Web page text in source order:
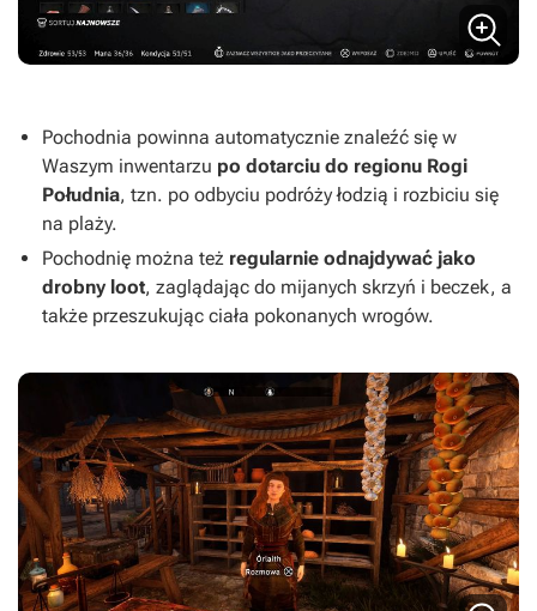
Pochodnia powinna automatycznie znaleźć się w
Waszym inwentarzu po dotarciu do regionu Rogi
Południa, tzn. po odbyciu podróży łodzią i rozbiciu się
na plaży.
Pochodnię można też regularnie odnajdywać jako
drobny loot, zaglądając do mijanych skrzyń i beczek, a
także przeszukując ciała pokonanych wrogów.